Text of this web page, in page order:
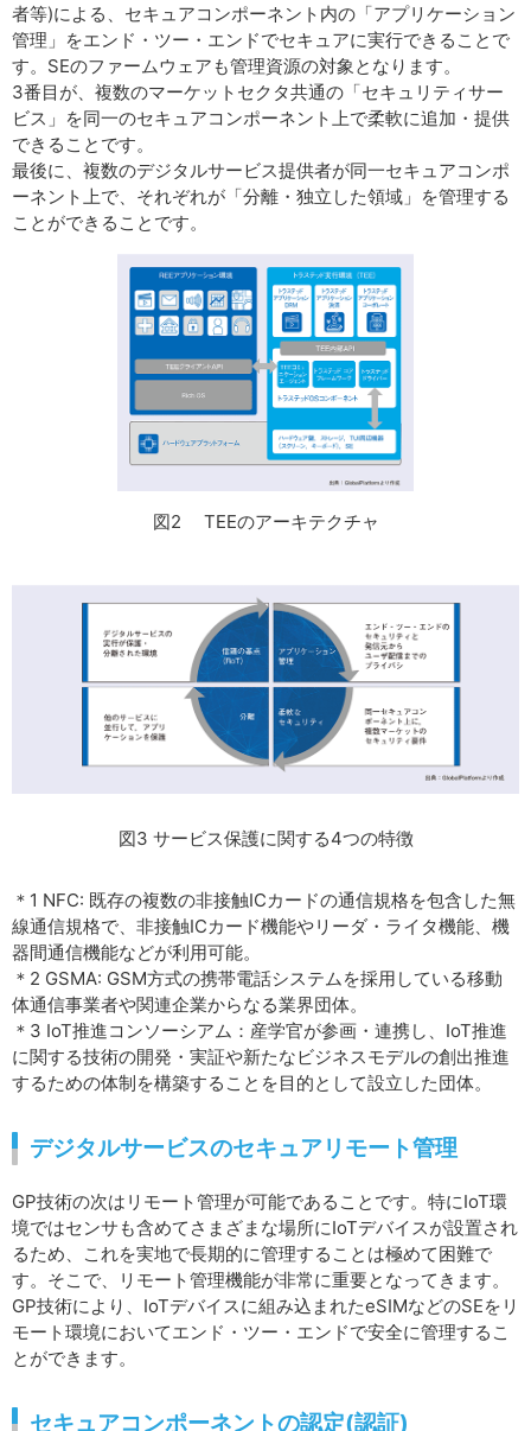
者等)による、セキュアコンポーネント内の「アプリケーション
管理」をエンド・ツー・エンドでセキュアに実行できることで
す。SEのファームウェアも管理資源の対象となります。
3番目が、複数のマーケットセクタ共通の「セキュリティサー
ビス」を同一のセキュアコンポーネント上で柔軟に追加・提供
できることです。
最後に、複数のデジタルサービス提供者が同一セキュアコンポ
ーネント上で、それぞれが「分離・独立した領域」を管理する
ことができることです。
図2 TEEのアーキテクチャ
図3 サービス保護に関する4つの特徴
＊1 NFC: 既存の複数の非接触ICカードの通信規格を包含した無
線通信規格で、非接触ICカード機能やリーダ・ライタ機能、機
器間通信機能などが利用可能。
＊2 GSMA: GSM方式の携帯電話システムを採用している移動
体通信事業者や関連企業からなる業界団体。
＊3 IoT推進コンソーシアム：産学官が参画・連携し、IoT推進
に関する技術の開発・実証や新たなビジネスモデルの創出推進
するための体制を構築することを目的として設立した団体。
デジタルサービスのセキュアリモート管理
GP技術の次はリモート管理が可能であることです。特にIoT環
境ではセンサも含めてさまざまな場所にIoTデバイスが設置され
るため、これを実地で長期的に管理することは極めて困難で
す。そこで、リモート管理機能が非常に重要となってきます。
GP技術により、IoTデバイスに組み込まれたeSIMなどのSEをリ
モート環境においてエンド・ツー・エンドで安全に管理するこ
とができます。
セキュアコンポーネントの認定(認証)